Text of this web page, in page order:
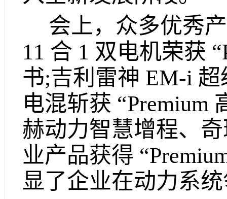
会上，众多优秀
11 合 1 双电机荣获
书;吉利雷神 EM-i
电混斩获 “Premium
赫动力智慧增程、
业产品获得
显了企业在动力系